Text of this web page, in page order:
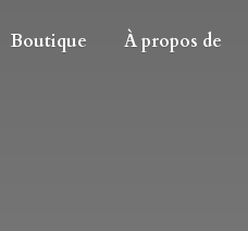
Boutique À propos de